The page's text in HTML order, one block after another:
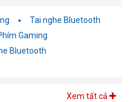
Tai nghe Bluetooth
Gaming
Bluetooth
Xem tất cả